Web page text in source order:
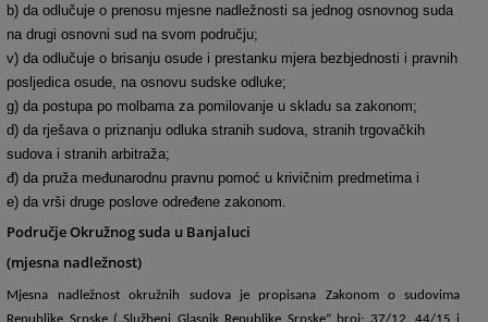
b) da odlučuje o prenosu mjesne nadležnosti sa jednog osnovnog suda
na drugi osnovni sud na svom području;
v) da odlučuje o brisanju osude i prestanku mjera bezbjednosti i pravnih
posljedica osude, na osnovu sudske odluke;
g) da postupa po molbama za pomilovanje u skladu sa zakonom;
d) da rješava o priznanju odluka stranih sudova, stranih trgovačkih
sudova i stranih arbitraža;
đ) da pruža međunarodnu pravnu pomoć u krivičnim predmetima i
e) da vrši druge poslove određene zakonom.
Područje Okružnog suda u Banjaluci
(mjesna nadležnost)
Mjesna nadležnost okružnih sudova je propisana Zakonom o sudovima
Republike Srpske („Službeni Glasnik Republike Srpske“ broj: 37/12, 44/15 i